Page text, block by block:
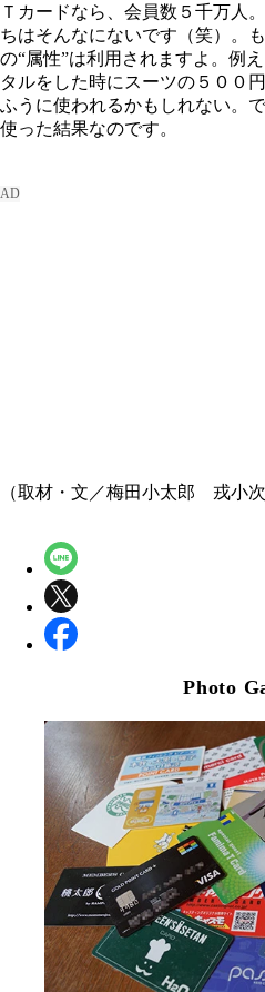
Ｔカードなら、会員数５千万人
ちはそんなにないです（笑）。
の“属性”は利用されますよ。例
タルをした時にスーツの５００
ふうに使われるかもしれない。
使った結果なのです。
（取材・文／梅田小太郎 戎小次
Photo